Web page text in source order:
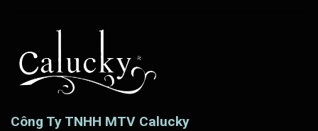
Công Ty TNHH MTV Calucky